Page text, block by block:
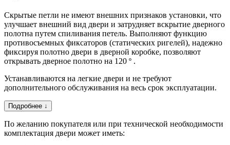
Скрытые петли не имеют внешних признаков установки, что
улучшает внешний вид двери и затрудняет вскрытие дверного
полотна путем спиливания петель. Выполняют функцию
противосъемных фиксаторов (статических ригелей), надежно
фиксируя полотно двери в дверной коробке, позволяют
открывать дверное полотно на 120 º .
Устанавливаются на легкие двери и не требуют
дополнительного обслуживания на весь срок эксплуатации.
Подробнее ↓
По желанию покупателя или при технической необходимости
комплектация двери может иметь: